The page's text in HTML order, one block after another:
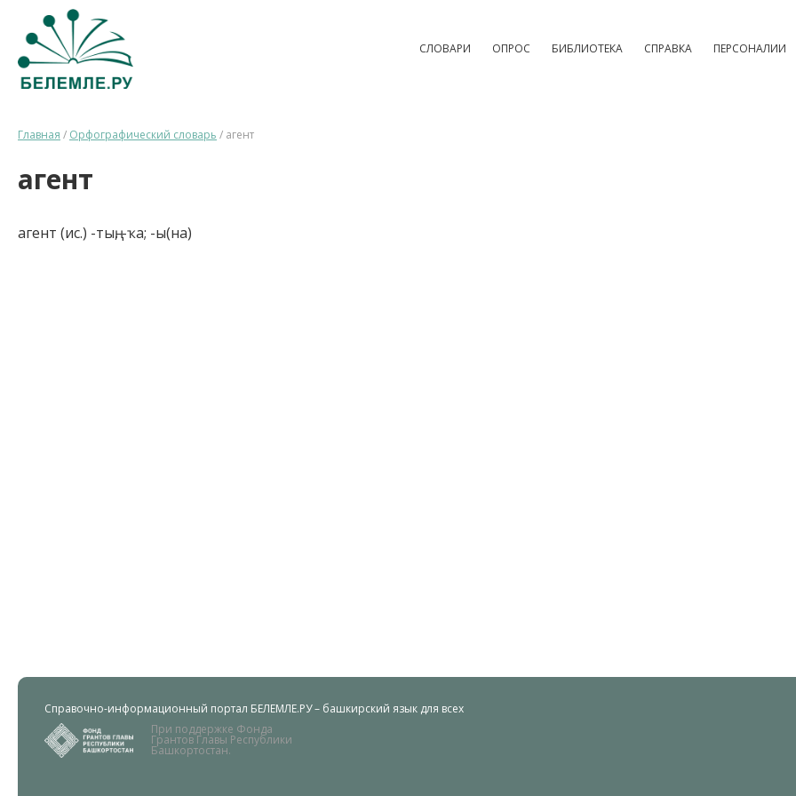
СЛОВАРИ ОПРОС БИБЛИОТЕКА СПРАВКА ПЕРСОНАЛИИ
Главная / Орфографический словарь / агент
агент
агент (ис.) -тың, -ҡа; -ы(на)
Справочно-информационный портал БЕЛЕМЛЕ.РУ – башкирский язык для всех
При поддержке Фонда
Грантов Главы Республики
Башкортостан.